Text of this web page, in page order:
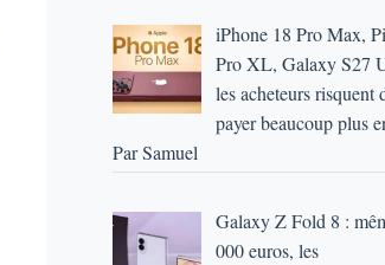
iPhone 18 Pro Max,
Pro XL, Galaxy S27
les acheteurs risquent
payer beaucoup plus
Par Samuel
Galaxy Z Fold 8 :
000 euros, les